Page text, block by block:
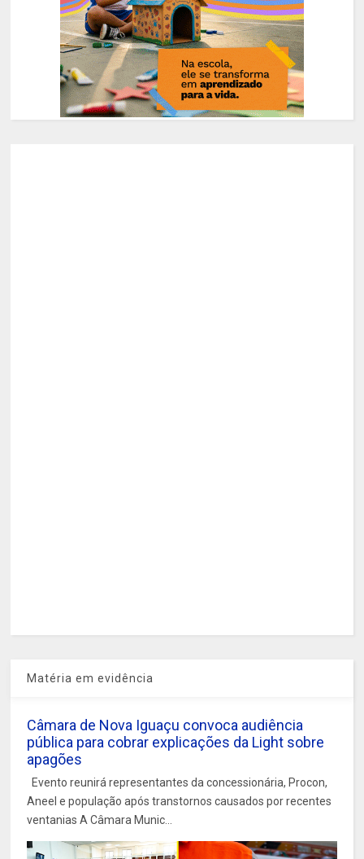
Matéria em evidência
Câmara de Nova Iguaçu convoca audiência
pública para cobrar explicações da Light sobre
apagões
Evento reunirá representantes da concessionária, Procon,
Aneel e população após transtornos causados por recentes
ventanias A Câmara Munic...